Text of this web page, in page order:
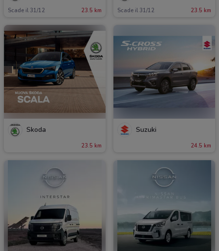
Scade il 31/12 23.5 km Scade il 31/12 23.5 km
Skoda
23.5 km
Suzuki
24.5 km